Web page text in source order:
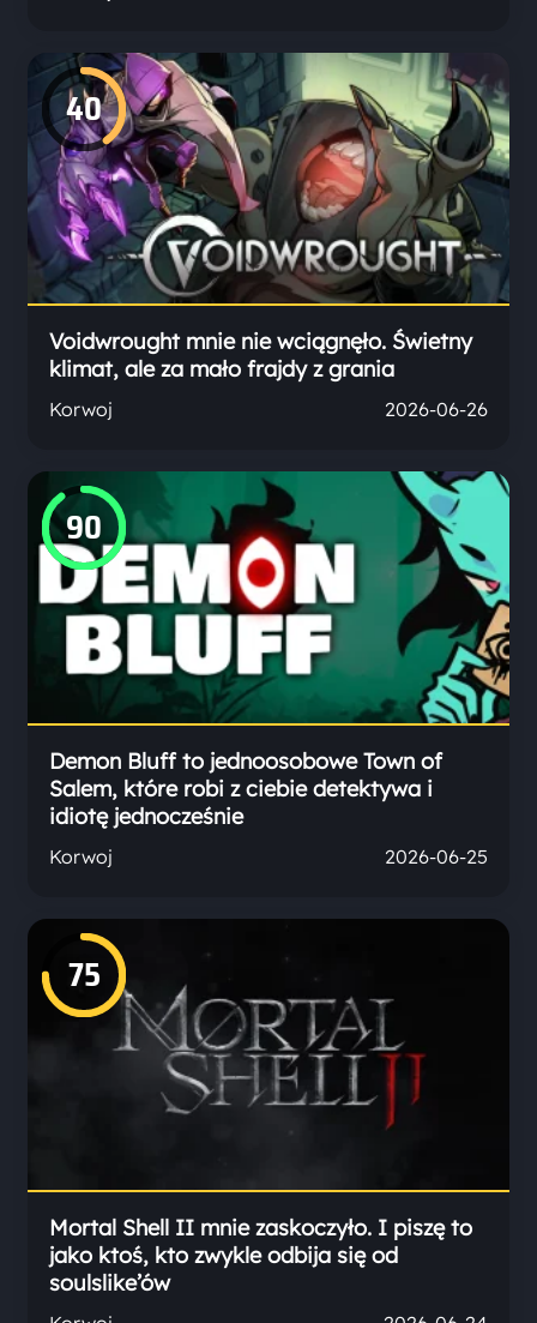
40
Voidwrought mnie nie wciągnęło. Świetny
klimat, ale za mało frajdy z grania
Korwoj 2026-06-26
90
Demon Bluff to jednoosobowe Town of
Salem, które robi z ciebie detektywa i
idiotę jednocześnie
Korwoj 2026-06-25
75
Mortal Shell II mnie zaskoczyło. I piszę to
jako ktoś, kto zwykle odbija się od
soulslike’ów